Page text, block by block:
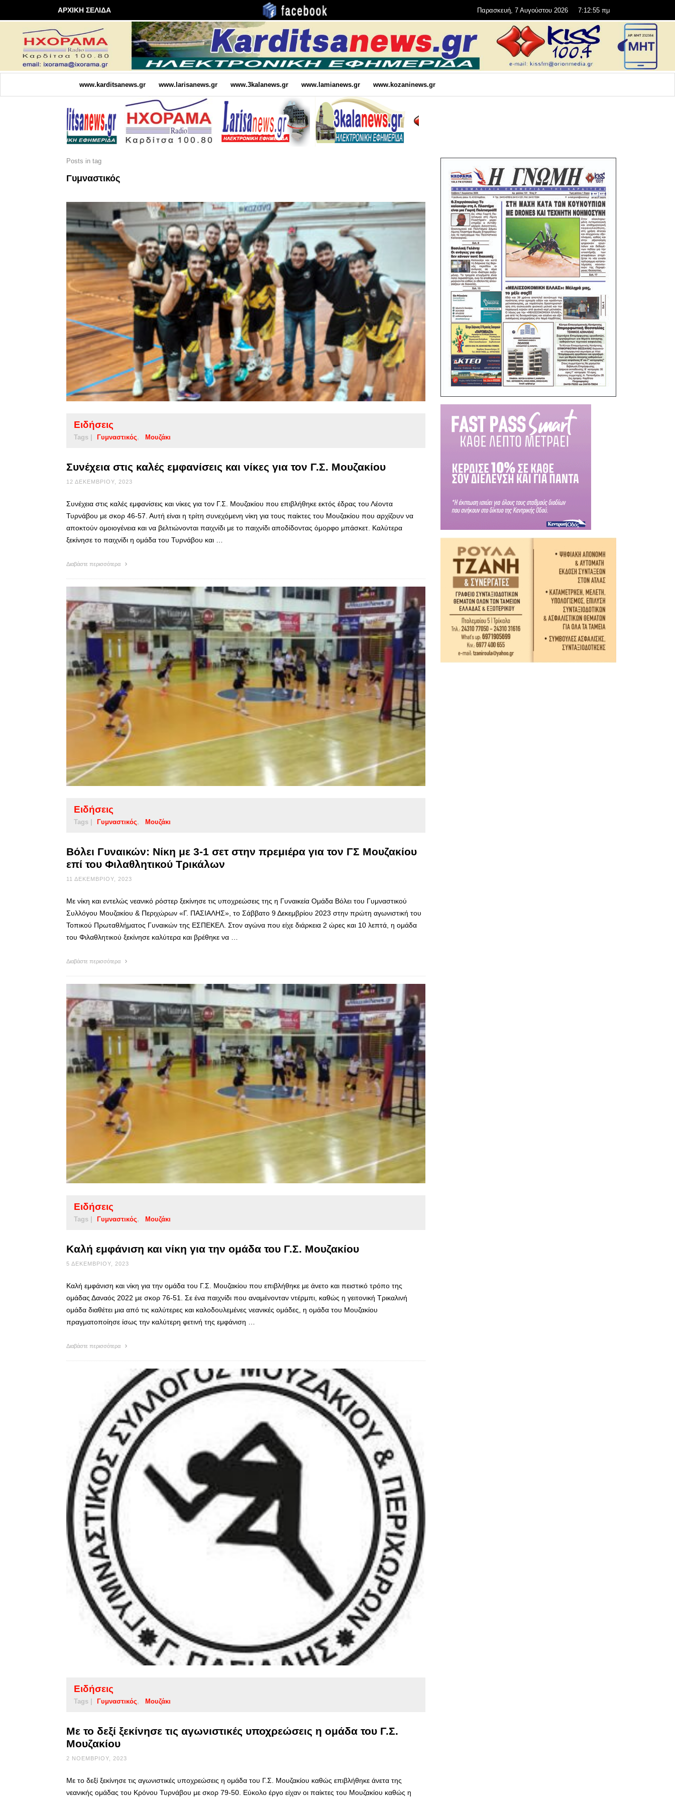
ΑΡΧΙΚΗ ΣΕΛΙΔΑ Παρασκευή, 7 Αυγούστου 2026 7:12:57 πμ
www.karditsanews.gr www.larisanews.gr www.3kalanews.gr www.lamianews.gr www.kozaninews.gr
Posts in tag
Γυμναστικός
Ειδήσεις
Tags | Γυμναστικός Μουζάκι
Συνέχεια στις καλές εμφανίσεις και νίκες για τον Γ.Σ. Μουζακίου
12 ΔΕΚΕΜΒΡΊΟΥ, 2023
Συνέχεια στις καλές εμφανίσεις και νίκες για τον Γ.Σ. Μουζακίου που επιβλήθηκε εκτός έδρας του Λέοντα
Τυρνάβου με σκορ 46-57. Αυτή είναι η τρίτη συνεχόμενη νίκη για τους παίκτες του Μουζακίου που αρχίζουν να
αποκτούν ομοιογένεια και να βελτιώνονται παιχνίδι με το παιχνίδι αποδίδοντας όμορφο μπάσκετ. Καλύτερα
ξεκίνησε το παιχνίδι η ομάδα του Τυρνάβου και …
Διαβάστε περισσότερα
Ειδήσεις
Tags | Γυμναστικός Μουζάκι
Βόλει Γυναικών: Νίκη με 3-1 σετ στην πρεμιέρα για τον ΓΣ Μουζακίου
επί του Φιλαθλητικού Τρικάλων
11 ΔΕΚΕΜΒΡΊΟΥ, 2023
Με νίκη και εντελώς νεανικό ρόστερ ξεκίνησε τις υποχρεώσεις της η Γυναικεία Ομάδα Βόλει του Γυμναστικού
Συλλόγου Μουζακίου & Περιχώρων «Γ. ΠΑΣΙΑΛΗΣ», το Σάββατο 9 Δεκεμβρίου 2023 στην πρώτη αγωνιστική του
Τοπικού Πρωταθλήματος Γυναικών της ΕΣΠΕΚΕΛ. Στον αγώνα που είχε διάρκεια 2 ώρες και 10 λεπτά, η ομάδα
του Φιλαθλητικού ξεκίνησε καλύτερα και βρέθηκε να …
Διαβάστε περισσότερα
Ειδήσεις
Tags | Γυμναστικός Μουζάκι
Καλή εμφάνιση και νίκη για την ομάδα του Γ.Σ. Μουζακίου
5 ΔΕΚΕΜΒΡΊΟΥ, 2023
Καλή εμφάνιση και νίκη για την ομάδα του Γ.Σ. Μουζακίου που επιβλήθηκε με άνετο και πειστικό τρόπο της
ομάδας Δαναός 2022 με σκορ 76-51. Σε ένα παιχνίδι που αναμένονταν ντέρμπι, καθώς η γειτονική Τρικαλινή
ομάδα διαθέτει μια από τις καλύτερες και καλοδουλεμένες νεανικές ομάδες, η ομάδα του Μουζακίου
πραγματοποίησε ίσως την καλύτερη φετινή της εμφάνιση …
Διαβάστε περισσότερα
Ειδήσεις
Tags | Γυμναστικός Μουζάκι
Με το δεξί ξεκίνησε τις αγωνιστικές υποχρεώσεις η ομάδα του Γ.Σ.
Μουζακίου
2 ΝΟΕΜΒΡΊΟΥ, 2023
Με το δεξί ξεκίνησε τις αγωνιστικές υποχρεώσεις η ομάδα του Γ.Σ. Μουζακίου καθώς επιβλήθηκε άνετα της
νεανικής ομάδας του Κρόνου Τυρνάβου με σκορ 79-50. Εύκολο έργο είχαν οι παίκτες του Μουζακίου καθώς η